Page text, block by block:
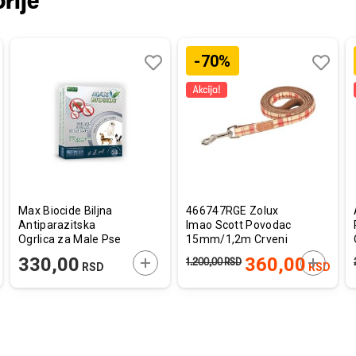
U KORPU
Max Biocide Biljna
Antiparazitska
Ogrlica za Male Pse
330,00 RSD DODAJTE U KORPU
Uporedi
-70%
466747RGE Zolux
Imao Scott Povodac
15mm/1,2m Crveni
360,00 RSD
1.200,00RSD
u
listu
Uporedi